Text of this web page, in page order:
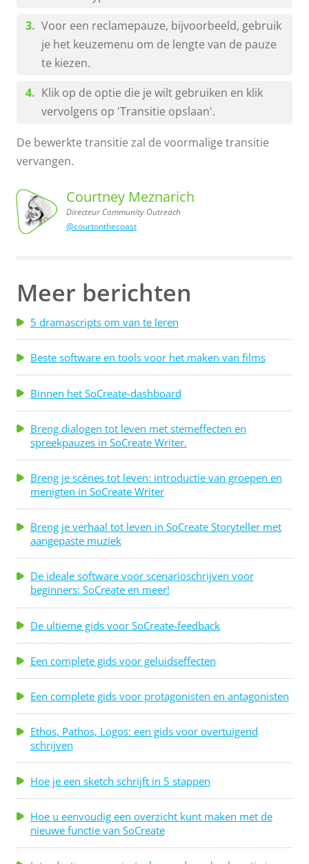
Voor een reclamepauze, bijvoorbeeld, gebruik
je het keuzemenu om de lengte van de pauze
te kiezen.
Klik op de optie die je wilt gebruiken en klik
vervolgens op 'Transitie opslaan'.
De bewerkte transitie zal de voormalige transitie
vervangen.
Courtney
Meznarich,
Directeur
Community
Outreach
Courtney Meznarich
Directeur Community Outreach
@courtonthecoast
Meer berichten
5 dramascripts om van te leren
Beste software en tools voor het maken van films
Binnen het SoCreate-dashboard
Breng dialogen tot leven met stemeffecten en
spreekpauzes in SoCreate Writer.
Breng je scènes tot leven: introductie van groepen en
menigten in SoCreate Writer
Breng je verhaal tot leven in SoCreate Storyteller met
aangepaste muziek
De ideale software voor scenarioschrijven voor
beginners: SoCreate en meer!
De ultieme gids voor SoCreate-feedback
Een complete gids voor geluidseffecten
Een complete gids voor protagonisten en antagonisten
Ethos, Pathos, Logos: een gids voor overtuigend
schrijven
Hoe je een sketch schrijft in 5 stappen
Hoe u eenvoudig een overzicht kunt maken met de
nieuwe functie van SoCreate